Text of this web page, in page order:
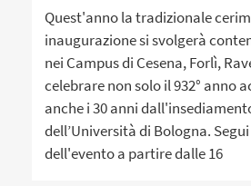
Quest'anno la tradizionale
inaugurazione si svolgerà
nei Campus di Cesena, Forlì,
celebrare non solo il 932° anno
anche i 30 anni
dell’Università di Bologna.
dell'evento a partire dalle 16